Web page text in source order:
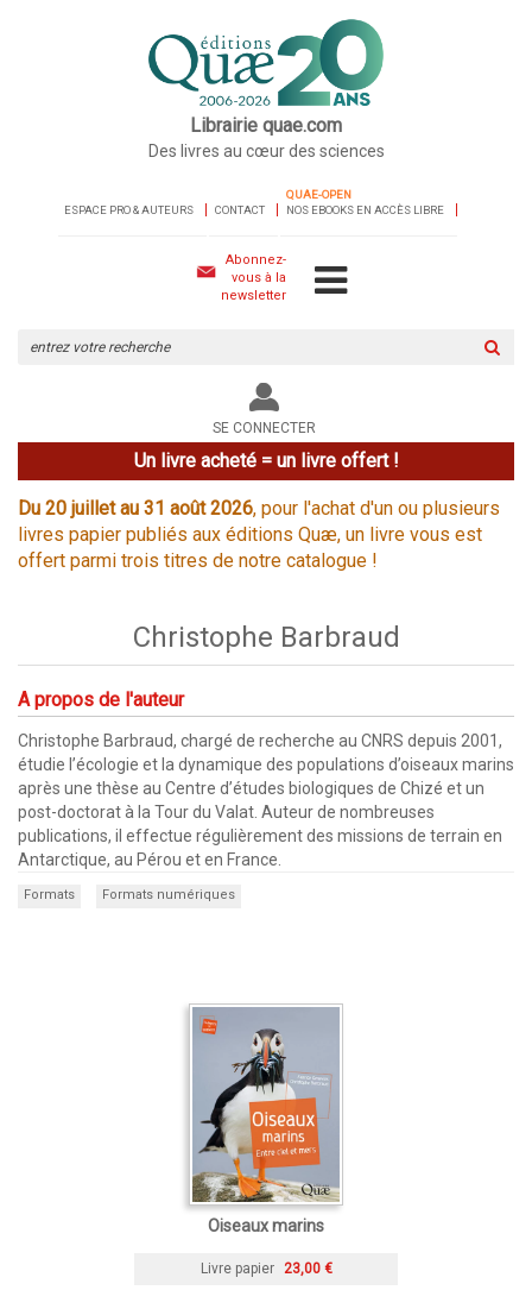
Librairie quae.com
Des livres au cœur des sciences
ESPACE PRO & AUTEURS CONTACT
QUAE-OPEN
NOS EBOOKS EN ACCÈS LIBRE
Abonnez-
vous à la
newsletter
le
site
SE CONNECTER
Un livre acheté = un livre offert !
Du 20 juillet au 31 août 2026, pour l'achat d'un ou plusieurs
livres papier publiés aux éditions Quæ, un livre vous est
offert parmi trois titres de notre catalogue !
Christophe Barbraud
A propos de l'auteur
Christophe Barbraud, chargé de recherche au CNRS depuis 2001,
étudie l’écologie et la dynamique des populations d’oiseaux marins
après une thèse au Centre d’études biologiques de Chizé et un
post-doctorat à la Tour du Valat. Auteur de nombreuses
publications, il effectue régulièrement des missions de terrain en
Antarctique, au Pérou et en France.
Formats Formats numériques
Oiseaux marins
Livre papier 23,00 €